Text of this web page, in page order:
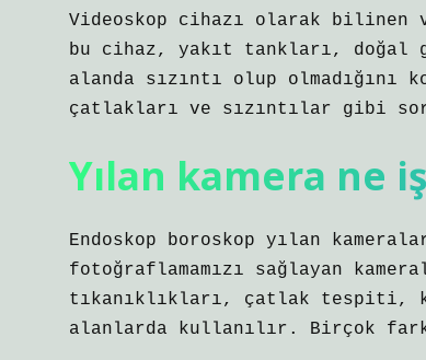
Videoskop cihazı olarak bilinen
bu cihaz, yakıt tankları, doğal
alanda sızıntı olup
çatlakları ve sızıntılar gibi
Yılan kamera ne
Endoskop boroskop yılan
fotoğraflamamızı sağlayan
tıkanıklıkları, çatlak tespiti,
alanlarda kullanılır. Birçok